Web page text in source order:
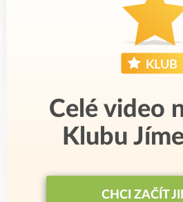
Celé video
Klubu
CHCI ZAČÍT